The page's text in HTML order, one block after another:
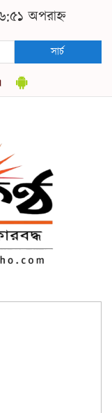
অপরাহ্ন
সার্চ